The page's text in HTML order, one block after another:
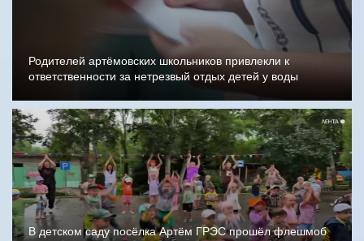
Родителей артёмовских школьников привлекли к
ответственности за нетрезвый отдых детей у воды
В детском саду посёлка Артём ГРЭС прошёл флешмоб